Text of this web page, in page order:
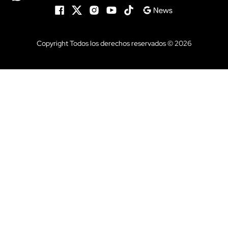
Copyright Todos los derechos reservados © 2026